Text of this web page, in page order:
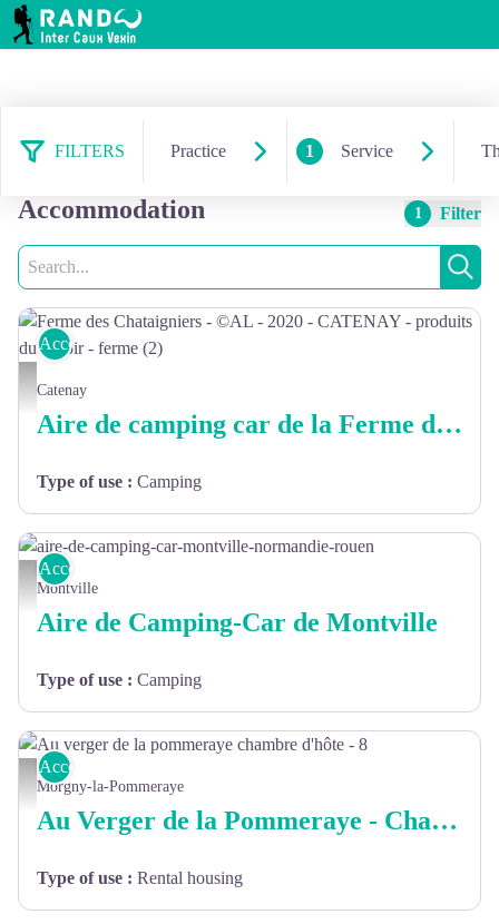
RANDO INTER CAUX VEXIN
FILTERS Practice 1 Service
Accommodation
1 Filter
Search
Ferme des Chataigniers - ©AL - 2020 - CATENAY - produits du terroir - ferme (2)
Accommodation
Catenay
Aire de camping car de la Ferme des Châtaigniers
Type of use : Camping
aire-de-camping-car-montville-normandie-rouen
Accommodation
Montville
Aire de Camping-Car de Montville
Type of use : Camping
Au verger de la pommeraye chambre d'hôte - 8
Accommodation
Morgny-la-Pommeraye
Au Verger de la Pommeraye - Chambre d'Hôtes
Type of use : Rental housing